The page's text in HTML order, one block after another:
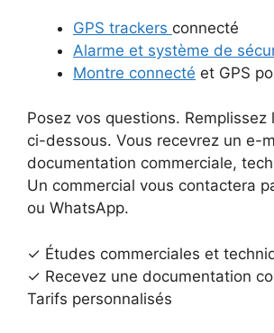
GPS trackers connecté
Alarme et système de
Montre connecté et GPS
Posez vos questions. Remplissez
ci-dessous. Vous recevrez un e-
documentation commerciale,
Un commercial vous contactera
ou WhatsApp.
✓ Études commerciales et
✓ Recevez une documentation
Tarifs personnalisés